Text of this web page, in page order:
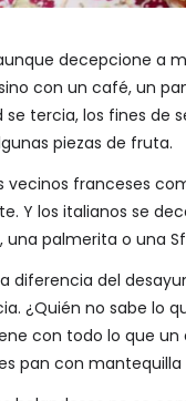
decepcione a
con un café, un
se tercia, los fines de
piezas de fruta.
vecinos franceses
Y los italianos se
una palmerita o una
a diferencia del
¿Quién no sabe lo
con todo lo que
pan con mantequilla